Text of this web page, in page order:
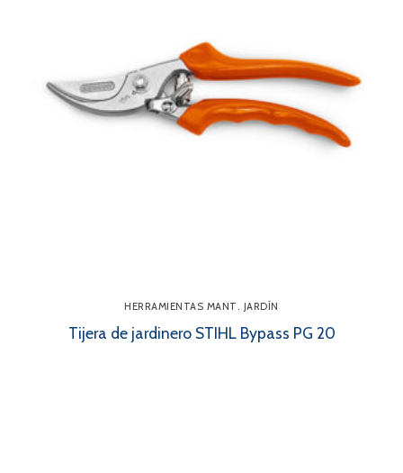
HERRAMIENTAS MANT. JARDÍN
Tijera de jardinero STIHL Bypass PG 20